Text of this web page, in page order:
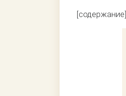
[содержание]